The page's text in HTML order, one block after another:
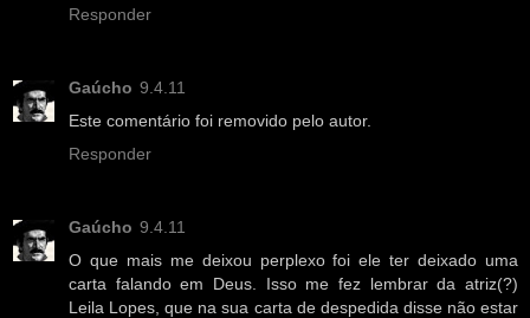
Responder
Gaúcho 9.4.11
Este comentário foi removido pelo autor.
Responder
Gaúcho 9.4.11
O que mais me deixou perplexo foi ele ter deixado uma
carta falando em Deus. Isso me fez lembrar da atriz(?)
Leila Lopes, que na sua carta de despedida disse não estar